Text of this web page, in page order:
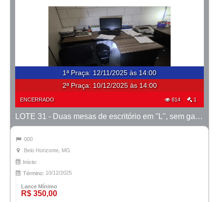
1ª Praça: 12/11/2025 às 14:00
2ª Praça: 10/12/2025 às 14:00
ENCERRADO 814 1
LOTE 31 - Duas mesas de escritório em "L", sem gavetas
000
Belo Horizonte, MG
Início:
Término: 10/12/2025
Lance Mínimo
R$ 350,00